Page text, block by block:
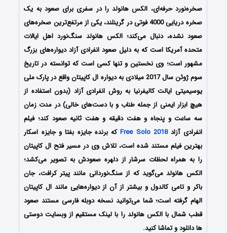
صخره‌نورد حرفه‌ای، الکس هانولد را در سفری برای صعود به یک
صخره دریایی 4000 فوتی در گرینلند، یکی از مرتفع‌ترین صخره‌های
صعود نشده، دنبال می‌کند؛ الکس هانولد سنگ‌نورد اهل ایالات
متحده آمریکا است که به دلیل صعود انفرادی آزاد دیواره‌های بزرگ
مشهور است؛ وی نخستین و تنها کسی است که توانسته در تاریخ
سوم ژوئن سال 2017 میلادی به دیواره ال کاپیتان واقع در پارک ملی
یوسیمیتی ایالت کالیفرنیا به روش انفرادی آزاد (بدون استفاده از
هیچ ابزار ایمنی از جمله طناب و با دست‌های خالی) در مدت زمان
سه ساعت و پنجاه و هفت دقیقه و هفت ثانیه صعود کند؛ فیلم
انفرادی آزادFree Solo 2018که برنده جایزه بفتا و جایزه اسکار
بهترین فیلم مستند شده‌ است، تلاش وی در مسیر فتح ال کاپیتان
را به همراه لحظات سرشار از دلهره صعودش به تصویر می‌کشد؛
الکس هانولد می‌گوید که از سنگ‌نوردانی مانند پیتر کرافت، جان
باکر و تامی کالدول و بیشتر از آن از دیواره‌هایی مانند ال کاپیتان
الهام گرفته ‌است؛ شما می‌توانید نسخه دوبله فارسی مستند صعود
قطب شمال با الکس هانولد را با لینک مستقیم از وبسایت دوستی
ها دانلود و تماشا کنید.